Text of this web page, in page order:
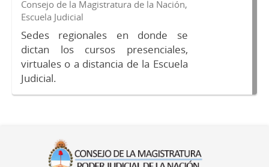
Consejo de la Magistratura de la Nación,
Escuela Judicial
Sedes regionales en donde se
dictan los cursos presenciales,
virtuales o a distancia de la Escuela
Judicial.